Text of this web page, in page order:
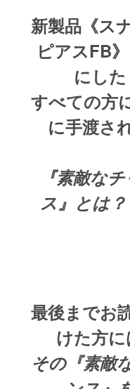
新製品《ス
ピアスFB
にした
すべての方
に手渡さ
『素敵な
ス』とは
最後までお
けた方
その『素敵